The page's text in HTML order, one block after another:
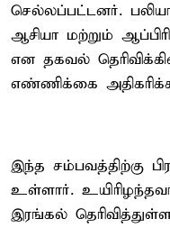
செல்லப்பட்டனர்.
ஆசியா மற்றும்
என தகவல்
எண்ணிக்கை
இந்த சம்பவத்திற்கு
உள்ளார்.
இரங்கல்